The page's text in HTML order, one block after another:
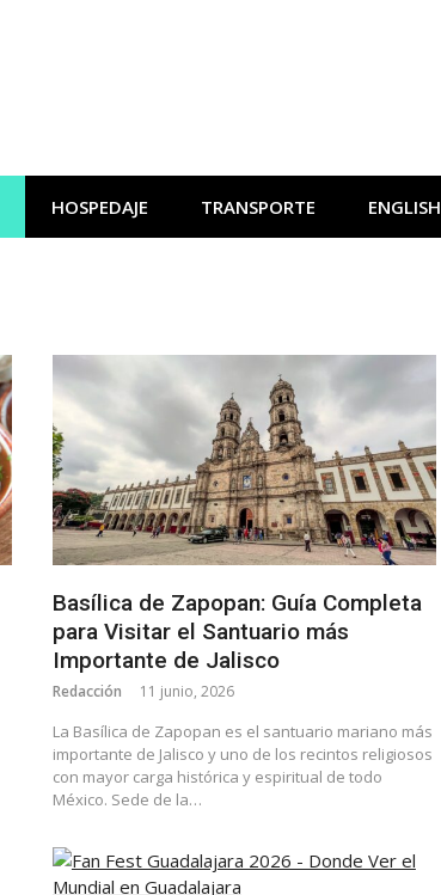
HOSPEDAJE TRANSPORTE ENGLISH
Basílica de Zapopan: Guía Completa
para Visitar el Santuario más
Importante de Jalisco
Redacción 11 junio, 2026
La Basílica de Zapopan es el santuario mariano más
importante de Jalisco y uno de los recintos religiosos
con mayor carga histórica y espiritual de todo
México. Sede de la…